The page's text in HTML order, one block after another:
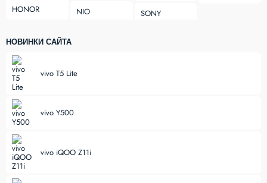
HONOR
NIO
SONY
НОВИНКИ САЙТА
vivo T5 Lite
vivo Y500
vivo iQOO Z11i